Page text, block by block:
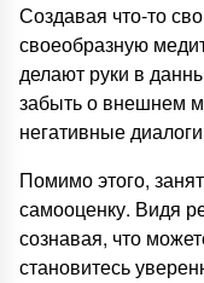
Создавая что-то
своеобразную
делают руки в
забыть о внешнем
негативные
Помимо этого,
самооценку. Видя
сознавая, что
становитесь